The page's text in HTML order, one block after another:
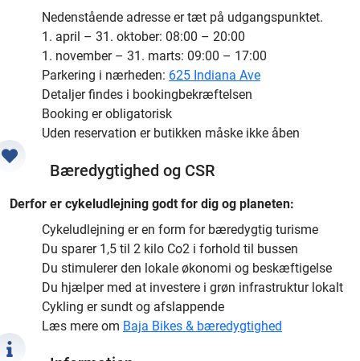
Nedenstående adresse er tæt på udgangspunktet.
1. april – 31. oktober: 08:00 – 20:00
1. november – 31. marts: 09:00 – 17:00
Parkering i nærheden: 625 Indiana Ave
Detaljer findes i bookingbekræftelsen
Booking er obligatorisk
Uden reservation er butikken måske ikke åben
Bæredygtighed og CSR
Derfor er cykeludlejning godt for dig og planeten:
Cykeludlejning er en form for bæredygtig turisme
Du sparer 1,5 til 2 kilo Co2 i forhold til bussen
Du stimulerer den lokale økonomi og beskæftigelse
Du hjælper med at investere i grøn infrastruktur lokalt
Cykling er sundt og afslappende
Læs mere om Baja Bikes & bæredygtighed